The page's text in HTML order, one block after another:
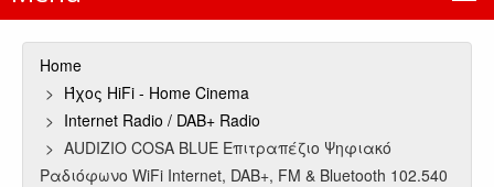
Home
Ήχος HiFi - Home Cinema
Internet Radio / DAB+ Radio
AUDIZIO COSA BLUE Επιτραπέζιο Ψηφιακό
Ραδιόφωνο WiFi Internet, DAB+, FM & Bluetooth 102.540